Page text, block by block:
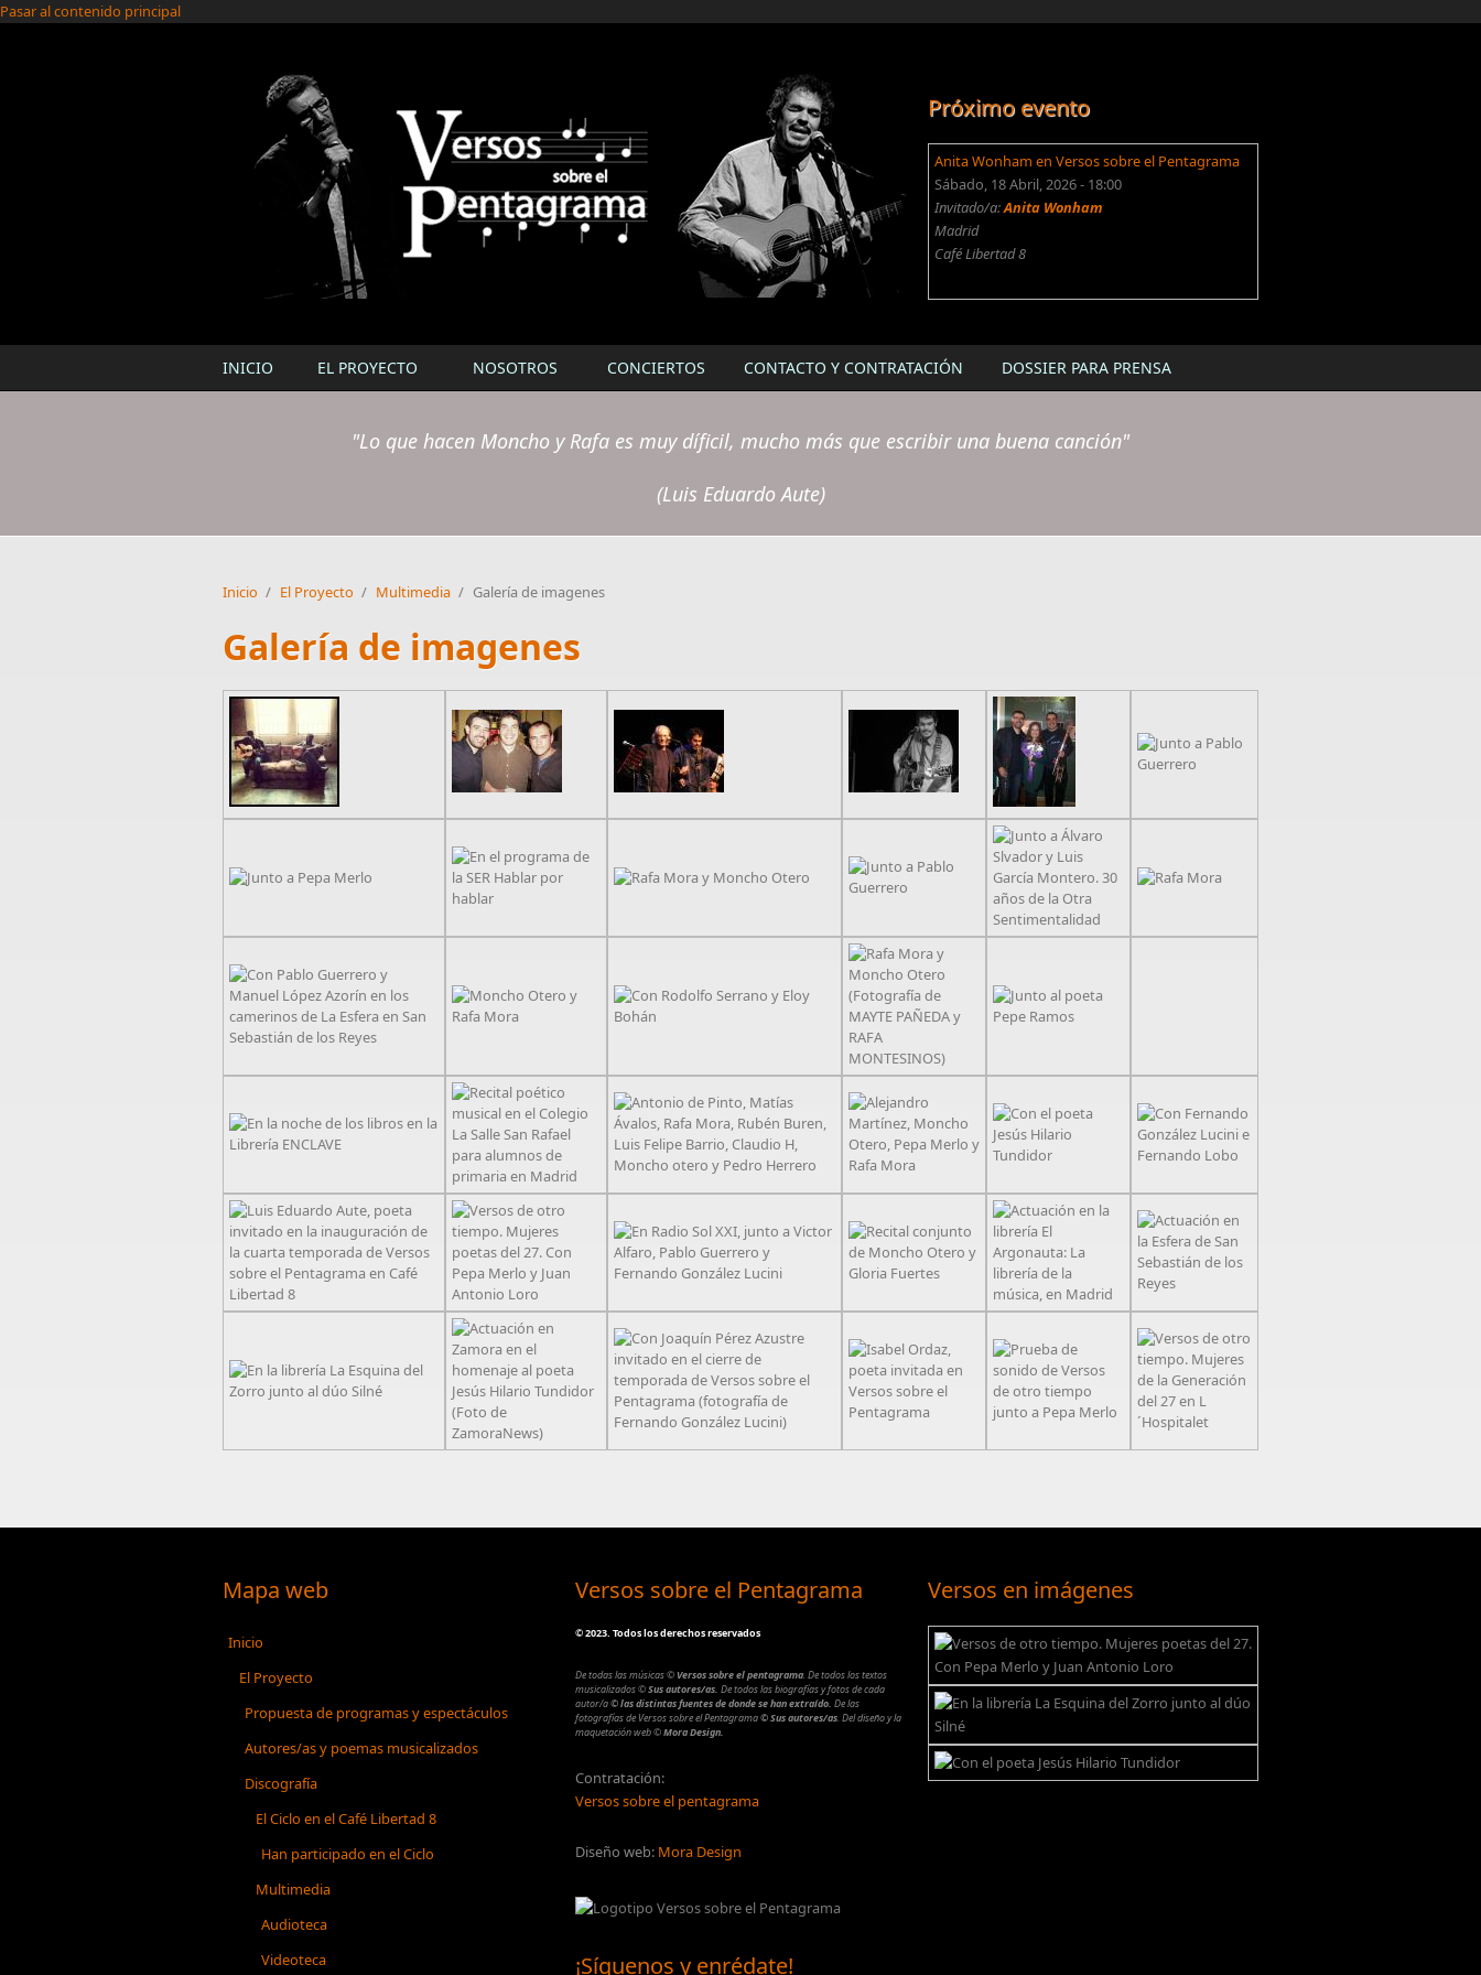
Pasar al contenido principal
Próximo evento
Anita Wonham en Versos sobre el Pentagrama
Sábado, 18 Abril, 2026 - 18:00
Invitado/a:Anita Wonham
Madrid
Café Libertad 8
INICIO EL PROYECTO NOSOTROS CONCIERTOS CONTACTO Y CONTRATACIÓN DOSSIER PARA PRENSA
"Lo que hacen Moncho y Rafa es muy díficil, mucho más que escribir una buena canción"
(Luis Eduardo Aute)
Inicio / El Proyecto / Multimedia / Galería de imagenes
Galería de imagenes
Mapa web
Inicio
El Proyecto
Propuesta de programas y espectáculos
Autores/as y poemas musicalizados
Discografía
El Ciclo en el Café Libertad 8
Han participado en el Ciclo
Multimedia
Audioteca
Videoteca
Versos sobre el Pentagrama
©2023. Todos los derechos reservados
De todas las músicas© Versos sobre el pentagrama. De todos los textos
musicalizados©Sus autores/as. De todos las biografías y fotos de cada
autor/a© las distintas fuentes de donde se han extraído. De las
fotografías de Versos sobre el Pentagrama© Sus autores/as. Del diseño y la
maquetación web©Mora Design.
Contratación:
Versos sobre el pentagrama
Diseño web: Mora Design
¡Síguenos y enrédate!
Versos en imágenes